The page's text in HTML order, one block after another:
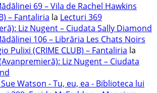
69 – Vila de Rachel Hawkins
– Fantaliria la Lecturi 369
Liz Nugent – Ciudata Sally Diamond
106 – Librăria Les Chats Noirs
Pulixi (CRIME CLUB) – Fantaliria la
Liz Nugent – Ciudata
Watson - Tu, eu, ea - Biblioteca lui